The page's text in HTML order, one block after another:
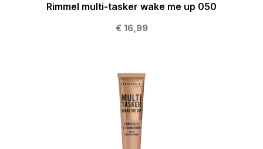
Rimmel multi-tasker wake me up 050
€ 16,99